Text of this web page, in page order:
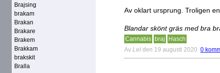
Brajsing
brakam
Brakan
Brakare
Brakem
Brakkam
brakskit
Bralla
Av oklart ursprung. Troligen
Blandar skönt gräs med bra
Cannabis braj
Hasch
Av Lel den 19 augusti 2020 0